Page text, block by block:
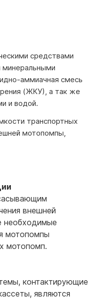
средствами
аммиачная смесь
(ЖКУ), а так же
и водой.
транспортных
мотопомпы,
внешней
необходимые
мотопомпы
мотопомп.
контактирующие
являются